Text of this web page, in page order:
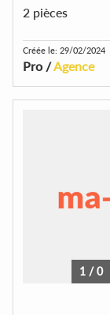
2 pièces
Créée le: 29/02/2024
Pro /Agence
1 /0